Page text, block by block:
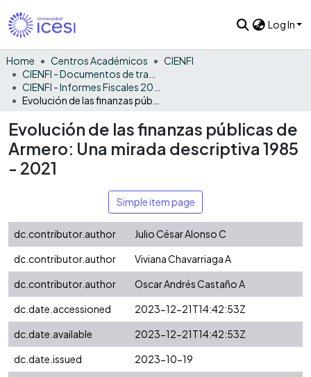
Log In
Home Centros Académicos
CIENFI
Evolución de las finanzas públicas de
Armero: Una mirada descriptiva 1985
- 2021
Simple item page
dc.contributor.author
Julio César Alonso C
dc.contributor.author
Viviana Chavarriaga A
dc.contributor.author
Oscar Andrés Castaño A
dc.date.accessioned
2023-12-21T14:42:53Z
dc.date.available
2023-12-21T14:42:53Z
dc.date.issued
2023-10-19